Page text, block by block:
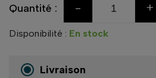
Quantité : - +
Disponibilité : En stock
Livraison